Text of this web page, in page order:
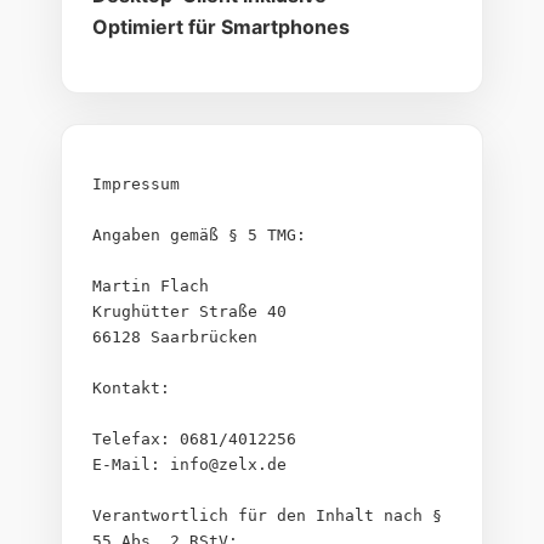
Optimiert für Smartphones
Impressum
Angaben gemäß § 5 TMG:
Martin Flach
Krughütter Straße 40
66128 Saarbrücken
Kontakt:
Telefax: 0681/4012256
E-Mail: info@zelx.de
Verantwortlich für den Inhalt nach §